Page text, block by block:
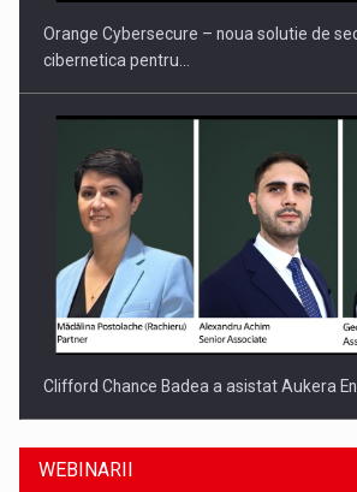
Orange Cybersecure – noua solutie de
cibernetica pentru…
Clifford Chance Badea a asistat Aukera
WEBINARII